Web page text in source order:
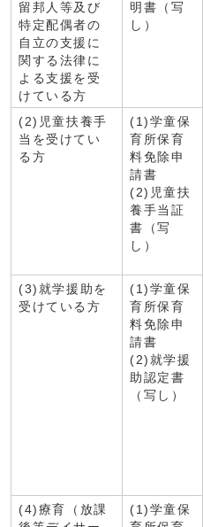
留邦人等及び
特定配偶者の
自立の支援に
関する法律に
よる支援を受
けている方
明書（写
し）
(2)児童扶養手
当を受けてい
る方
(1)学童保
育所保育
料免除申
請書
(2)児童扶
養手当証
書（写
し）
(3)就学援助を
受けている方
(1)学童保
育所保育
料免除申
請書
(2)就学援
助認定書
（写し）
(4)療育（放課
(1)学童保